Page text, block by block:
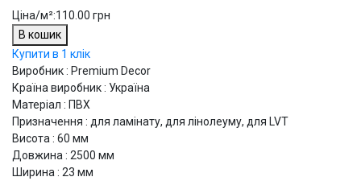
Ціна/м²:110.00 грн
В кошик
Купити в 1 клік
Виробник : Premium Decor
Країна виробник : Україна
Матеріал : ПВХ
Призначення : для ламінату, для лінолеуму, для LVT
Висота : 60 мм
Довжина : 2500 мм
Ширина : 23 мм